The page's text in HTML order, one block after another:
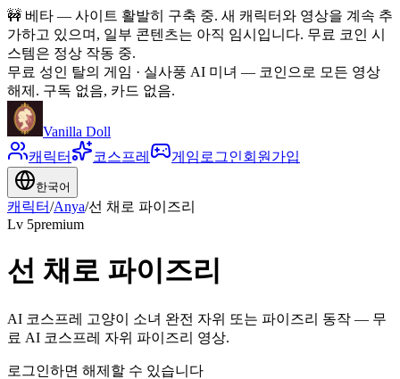
🚧 베타 — 사이트 활발히 구축 중. 새 캐릭터와 영상을 계속 추
가하고 있으며, 일부 콘텐츠는 아직 임시입니다. 무료 코인 시
스템은 정상 작동 중.
무료 성인 탈의 게임 · 실사풍 AI 미녀 — 코인으로 모든 영상
해제. 구독 없음, 카드 없음.
Vanilla Doll
캐릭터
코스프레 게임 로그인회원가입
한국어
캐릭터/Anya/선 채로 파이즈리
Lv 5premium
선 채로 파이즈리
AI 코스프레 고양이 소녀 완전 자위 또는 파이즈리 동작 — 무
료 AI 코스프레 자위 파이즈리 영상.
로그인하면 해제할 수 있습니다